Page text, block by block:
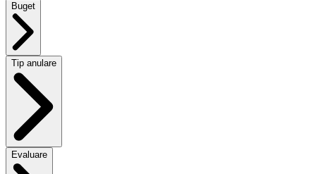
Buget
Tip anulare
Evaluare